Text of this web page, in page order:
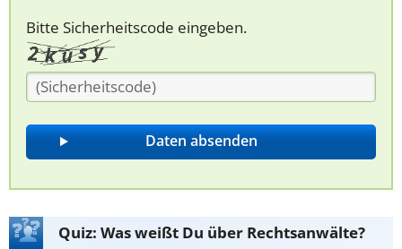
Bitte Sicherheitscode eingeben.
Quiz: Was weißt Du über Rechtsanwälte?